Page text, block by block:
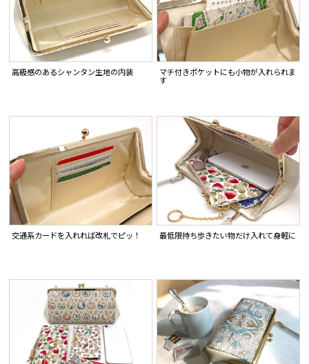
高級感のあるシャンタン生地の内装
マチ付きポケットにも小物が入れられま
す
交通系カードを入れれば改札でピッ！ 最低限持ち歩きたい物だけ入れて身軽に